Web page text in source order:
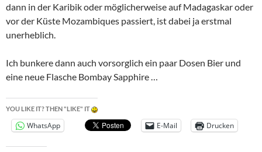
dann in der Karibik oder möglicherweise auf Madagaskar oder
vor der Küste Mozambiques passiert, ist dabei ja erstmal
unerheblich.
Ich bunkere dann auch vorsorglich ein paar Dosen Bier und
eine neue Flasche Bombay Sapphire …
YOU LIKE IT? THEN "LIKE" IT
WhatsApp E-Mail Drucken